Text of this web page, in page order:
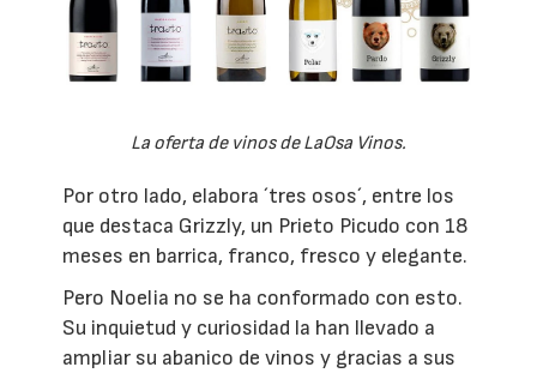
La oferta de vinos de LaOsa Vinos.
Por otro lado, elabora ´tres osos´, entre los
que destaca Grizzly, un Prieto Picudo con 18
meses en barrica, franco, fresco y elegante.
Pero Noelia no se ha conformado con esto.
Su inquietud y curiosidad la han llevado a
ampliar su abanico de vinos y gracias a sus